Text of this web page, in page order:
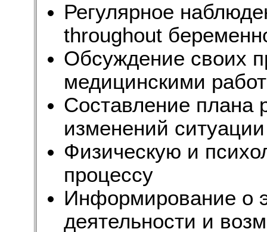
Регулярное
throughout
Обсуждение своих
медицинскими
Составление плана
изменений ситуации
Физическую и
процессу
Информирование о
деятельности и